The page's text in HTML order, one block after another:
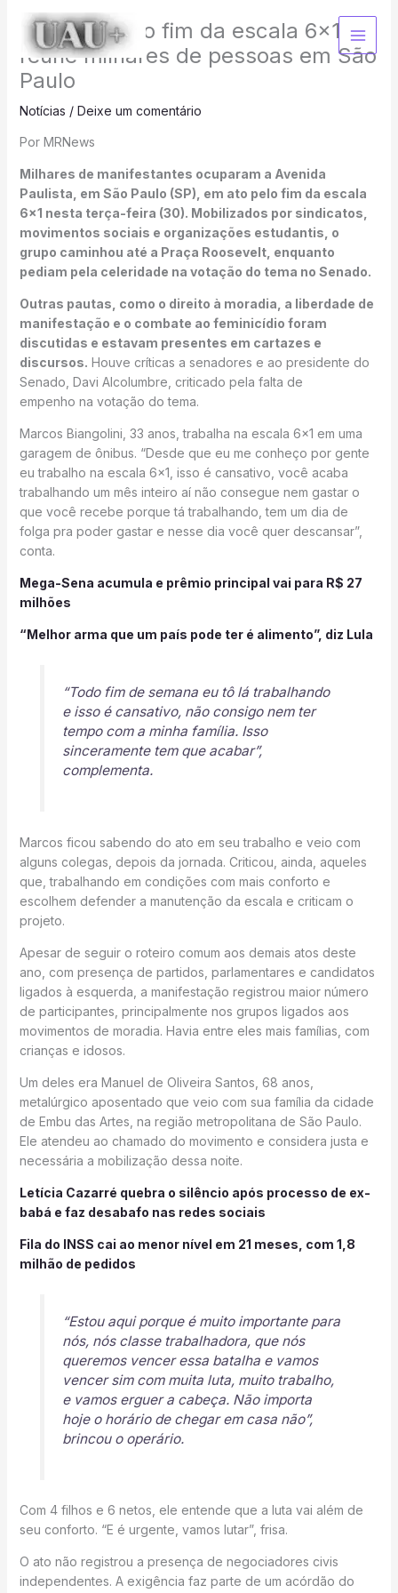
conteúdo
Protesto pelo fim da escala 6×1
reúne milhares de pessoas em São
Paulo
Notícias / Deixe um comentário
Por MRNews
Milhares de manifestantes ocuparam a Avenida
Paulista, em São Paulo (SP), em ato pelo fim da escala
6×1 nesta terça-feira (30). Mobilizados por sindicatos,
movimentos sociais e organizações estudantis, o
grupo caminhou até a Praça Roosevelt, enquanto
pediam pela celeridade na votação do tema no Senado.
Outras pautas, como o direito à moradia, a liberdade de
manifestação e o combate ao feminicídio foram
discutidas e estavam presentes em cartazes e
discursos. Houve críticas a senadores e ao presidente do
Senado, Davi Alcolumbre, criticado pela falta de
empenho na votação do tema.
Marcos Biangolini, 33 anos, trabalha na escala 6×1 em uma
garagem de ônibus. “Desde que eu me conheço por gente
eu trabalho na escala 6×1, isso é cansativo, você acaba
trabalhando um mês inteiro aí não consegue nem gastar o
que você recebe porque tá trabalhando, tem um dia de
folga pra poder gastar e nesse dia você quer descansar”,
conta.
Mega-Sena acumula e prêmio principal vai para R$ 27
milhões
“Melhor arma que um país pode ter é alimento”, diz Lula
“Todo fim de semana eu tô lá trabalhando
e isso é cansativo, não consigo nem ter
tempo com a minha família. Isso
sinceramente tem que acabar”,
complementa.
Marcos ficou sabendo do ato em seu trabalho e veio com
alguns colegas, depois da jornada. Criticou, ainda, aqueles
que, trabalhando em condições com mais conforto e
escolhem defender a manutenção da escala e criticam o
projeto.
Apesar de seguir o roteiro comum aos demais atos deste
ano, com presença de partidos, parlamentares e candidatos
ligados à esquerda, a manifestação registrou maior número
de participantes, principalmente nos grupos ligados aos
movimentos de moradia. Havia entre eles mais famílias, com
crianças e idosos.
Um deles era Manuel de Oliveira Santos, 68 anos,
metalúrgico aposentado que veio com sua família da cidade
de Embu das Artes, na região metropolitana de São Paulo.
Ele atendeu ao chamado do movimento e considera justa e
necessária a mobilização dessa noite.
Letícia Cazarré quebra o silêncio após processo de ex-
babá e faz desabafo nas redes sociais
Fila do INSS cai ao menor nível em 21 meses, com 1,8
milhão de pedidos
“Estou aqui porque é muito importante para
nós, nós classe trabalhadora, que nós
queremos vencer essa batalha e vamos
vencer sim com muita luta, muito trabalho,
e vamos erguer a cabeça. Não importa
hoje o horário de chegar em casa não”,
brincou o operário.
Com 4 filhos e 6 netos, ele entende que a luta vai além de
seu conforto. “E é urgente, vamos lutar”, frisa.
O ato não registrou a presença de negociadores civis
independentes. A exigência faz parte de um acórdão do